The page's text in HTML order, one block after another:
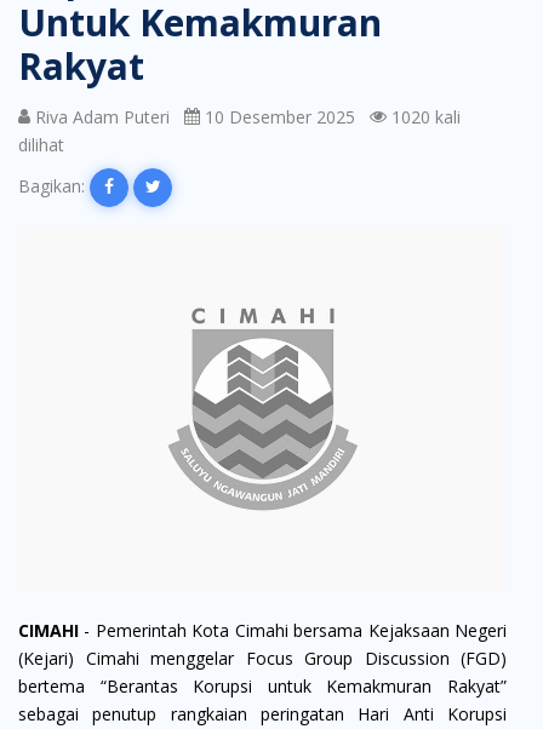
Untuk Kemakmuran
Rakyat
Riva Adam Puteri 10 Desember 2025
1020 kali
dilihat
Bagikan:
CIMAHI - Pemerintah Kota Cimahi bersama Kejaksaan Negeri
(Kejari) Cimahi menggelar Focus Group Discussion (FGD)
bertema “Berantas Korupsi untuk Kemakmuran Rakyat”
sebagai penutup rangkaian peringatan Hari Anti Korupsi